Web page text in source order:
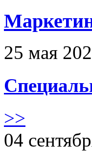
25 мая
>>
04